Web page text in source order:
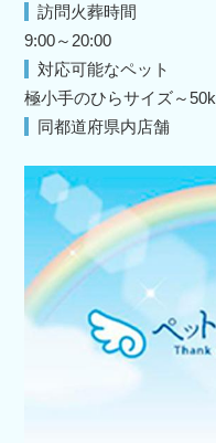
訪問火葬時間
9:00～20:00
対応可能なペット
極小手のひらサイズ～
同都道府県内店舗